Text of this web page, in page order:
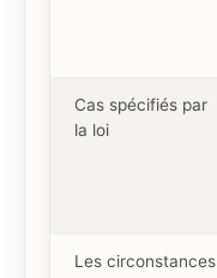
Cas spécifiés par
la loi
Les circonstances